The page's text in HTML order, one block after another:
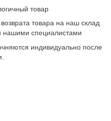
товар
товара на наш склад
нашими специалистами
индивидуально после